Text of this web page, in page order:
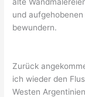
und
bewundern.
Zurück
ich wieder den
Westen